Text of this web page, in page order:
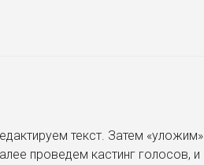
текст. Затем «уложим»
проведем кастинг голосов, и